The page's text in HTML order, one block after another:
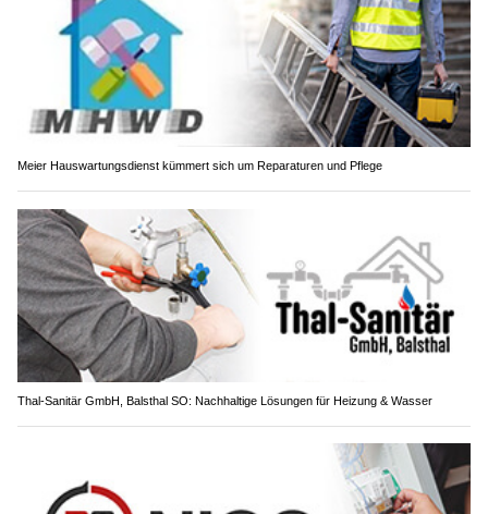
Meier Hauswartungsdienst kümmert sich um Reparaturen und Pflege
Thal-Sanitär GmbH, Balsthal SO: Nachhaltige Lösungen für Heizung & Wasser